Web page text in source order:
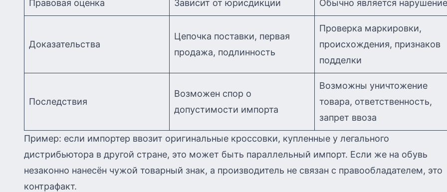
Правовая оценка Зависит от юрисдикции Обычно является
Доказательства
Цепочка поставки, первая
продажа, подлинность
Проверка маркировки,
происхождения, признаков
подделки
Последствия
Возможен спор о
допустимости импорта
Возможны уничтожение
товара, ответственность,
запрет ввоза
Пример: если импортер ввозит оригинальные кроссовки, купленные у легального
дистрибьютора в другой стране, это может быть параллельный импорт. Если же на обувь
незаконно нанесён чужой товарный знак, а производитель не связан с правообладателем, это
контрафакт.